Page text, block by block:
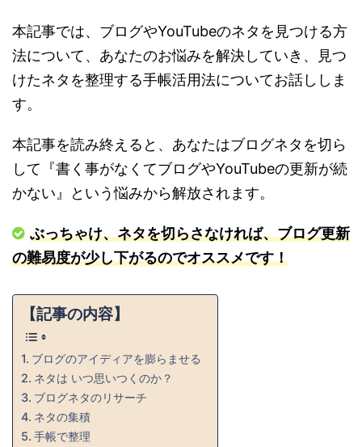
本記事では、ブログやYouTubeのネタを見つける方
法について、あなたのお悩みを解決していき、見つ
けたネタを整理する手帳活用法についてお話ししま
す。
本記事を読み終えると、あなたはブログネタを切ら
して『書く事がなくてブログやYouTubeの更新が続
かない』という悩みから解放されます。
ぶっちゃけ、ネタを切らさなければ、ブログ更新
の難易度が少し下がるのでオススメです！
【記事の内容】
ブログのアイディアを膨らませる
ネタは いつ思いつくのか？
ブログネタのリサーチ
ネタの集積
手帳で整理